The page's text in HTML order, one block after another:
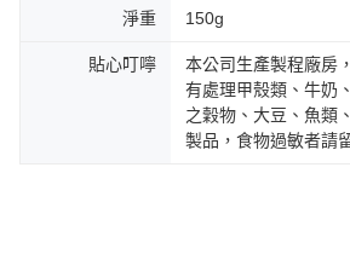
淨重 150g
貼心叮嚀
本公司生產製程廠房
有處理甲殼類、牛奶
之穀物、大豆、魚類
製品，食物過敏者請